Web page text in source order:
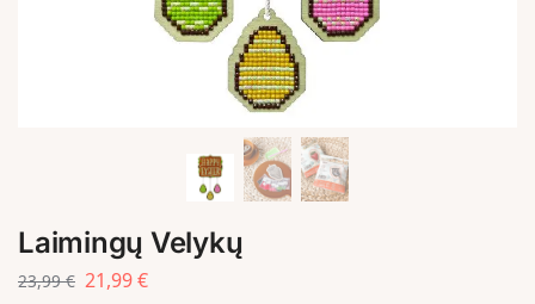
Laimingų Velykų
23,99€ 21,99€